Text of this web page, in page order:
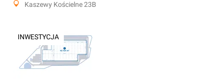
Kaszewy Kościelne 23B
INWESTYCJA